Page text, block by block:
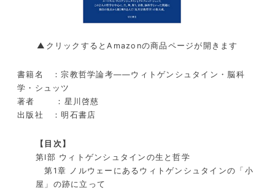
▲クリックするとAmazonの商品ページが開きます
書籍名 ：宗教哲学論考――ウィトゲンシュタイン・脳科
学・シュッツ
著者 ：星川啓慈
出版社 ：明石書店
【目次】
第I部 ウィトゲンシュタインの生と哲学
第1章 ノルウェーにあるウィトゲンシュタインの「小
屋」の跡に立って